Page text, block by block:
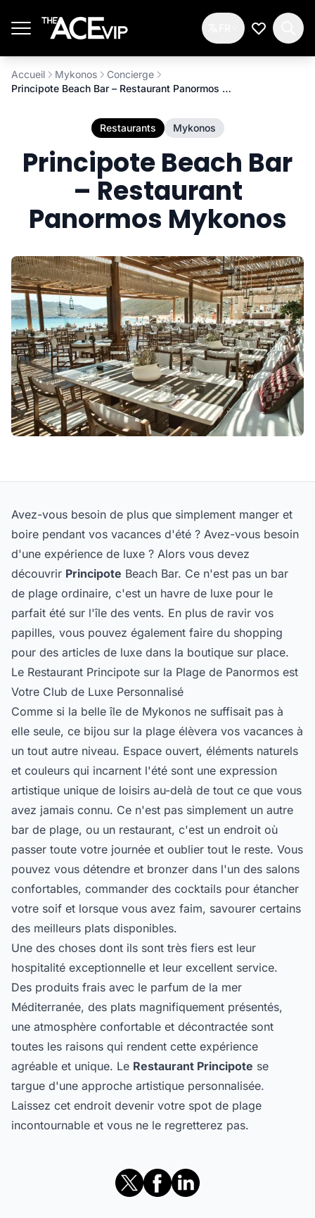
Ma Liste
Accueil Mykonos
Concierge
Principote Beach Bar – Restaurant Panormos Mykonos
Restaurants Mykonos
Principote Beach Bar
– Restaurant
Panormos Mykonos
Avez-vous besoin de plus que simplement manger et
boire pendant vos vacances d'été ? Avez-vous besoin
d'une expérience de luxe ? Alors vous devez
découvrir Principote Beach Bar. Ce n'est pas un bar
de plage ordinaire, c'est un havre de luxe pour le
parfait été sur l'île des vents. En plus de ravir vos
papilles, vous pouvez également faire du shopping
pour des articles de luxe dans la boutique sur place.
Le Restaurant Principote sur la Plage de Panormos est
Votre Club de Luxe Personnalisé
Comme si la belle île de Mykonos ne suffisait pas à
elle seule, ce bijou sur la plage élèvera vos vacances à
un tout autre niveau. Espace ouvert, éléments naturels
et couleurs qui incarnent l'été sont une expression
artistique unique de loisirs au-delà de tout ce que vous
avez jamais connu. Ce n'est pas simplement un autre
bar de plage, ou un restaurant, c'est un endroit où
passer toute votre journée et oublier tout le reste. Vous
pouvez vous détendre et bronzer dans l'un des salons
confortables, commander des cocktails pour étancher
votre soif et lorsque vous avez faim, savourer certains
des meilleurs plats disponibles.
Une des choses dont ils sont très fiers est leur
hospitalité exceptionnelle et leur excellent service.
Des produits frais avec le parfum de la mer
Méditerranée, des plats magnifiquement présentés,
une atmosphère confortable et décontractée sont
toutes les raisons qui rendent cette expérience
agréable et unique. Le Restaurant Principote se
targue d'une approche artistique personnalisée.
Laissez cet endroit devenir votre spot de plage
incontournable et vous ne le regretterez pas.